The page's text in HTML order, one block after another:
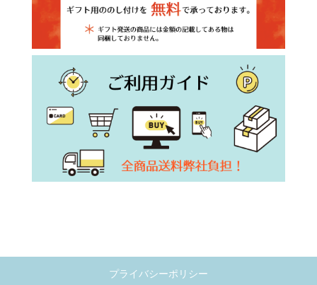
プライバシーポリシー